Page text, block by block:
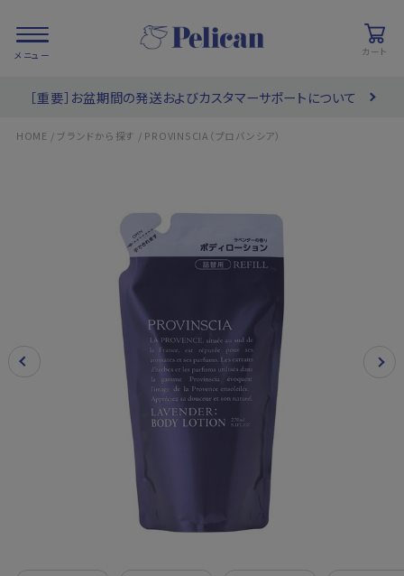
カート
PRODUCTS/ 商品を探す
COLLECTIONS/ ブランド一覧
［重要］お盆期間の発送およびカスタマーサポートについて
HOME / ブランドから探す / PROVINSCIA（プロバンシア）